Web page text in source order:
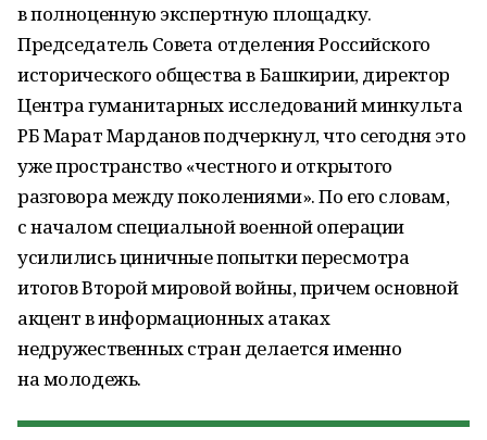
в полноценную экспертную площадку.
Председатель Совета отделения Российского
исторического общества в Башкирии, директор
Центра гуманитарных исследований минкульта
РБ Марат Марданов подчеркнул, что сегодня это
уже пространство «честного и открытого
разговора между поколениями». По его словам,
с началом специальной военной операции
усилились циничные попытки пересмотра
итогов Второй мировой войны, причем основной
акцент в информационных атаках
недружественных стран делается именно
на молодежь.